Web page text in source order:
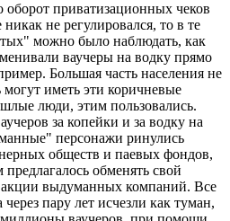
оборот приватизационных чеков
не регулировался, то в те
можно было наблюдать, как
ваучеры на водку прямо
Большая часть населения не
иметь эти коричневые
люди, этим пользовались.
за копейки и за водку на
персонажи ринулись
обществ и паевых фондов,
обменять свой
выдуманных компаний. Все
пару лет исчезли как туман,